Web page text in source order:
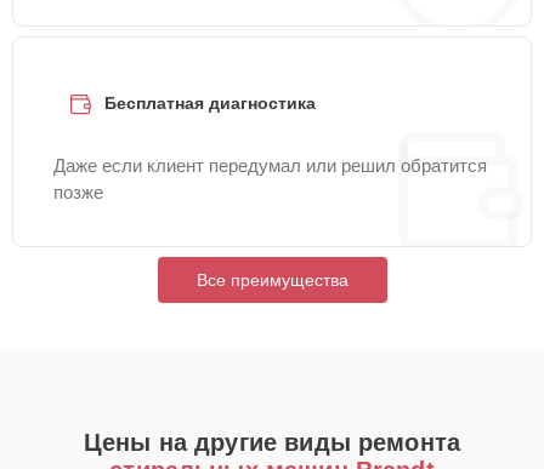
Бесплатная диагностика
Даже если клиент передумал или решил обратится
позже
Все преимущества
Цены на другие виды ремонта